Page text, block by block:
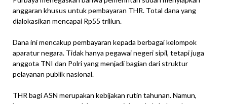
anggaran khusus untuk pembayaran THR. Total dana yang
dialokasikan mencapai Rp55 triliun.
Dana ini mencakup pembayaran kepada berbagai kelompok
aparatur negara. Tidak hanya pegawai negeri sipil, tetapi juga
anggota TNI dan Polri yang menjadi bagian dari struktur
pelayanan publik nasional.
THR bagi ASN merupakan kebijakan rutin tahunan. Namun,